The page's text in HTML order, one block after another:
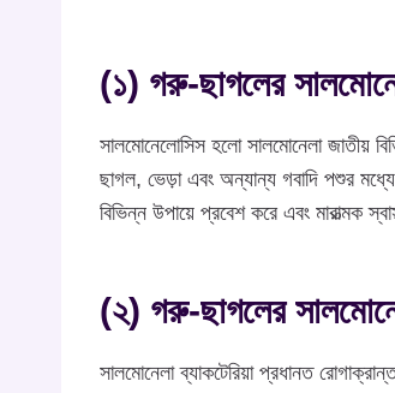
(১) গরু-ছাগলের
সালমোনেলোসিস হলো সালমোনেলা জাতীয়
ছাগল, ভেড়া এবং অন্যান্য গবাদি পশুর
বিভিন্ন উপায়ে প্রবেশ করে এবং মারাত্মক
(২) গরু-ছাগলের
সালমোনেলা ব্যাকটেরিয়া প্রধানত